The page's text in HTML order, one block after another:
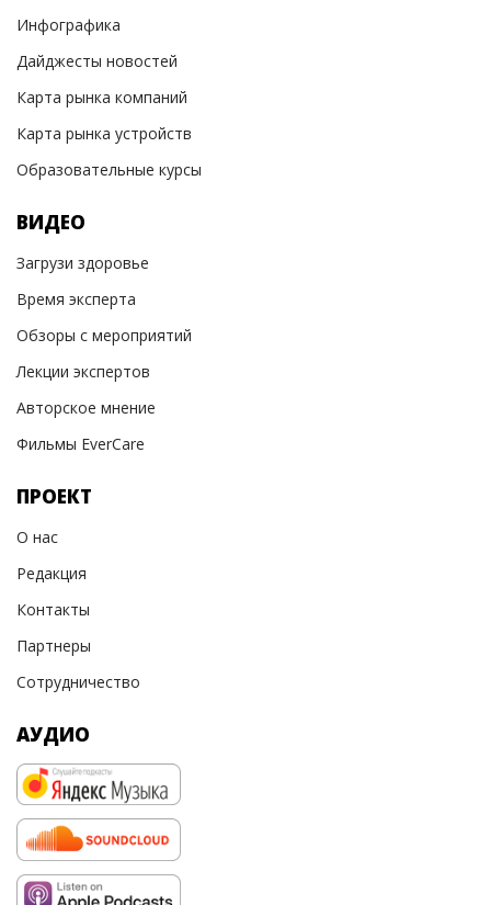
Инфографика
Дайджесты новостей
Карта рынка компаний
Карта рынка устройств
Образовательные курсы
ВИДЕО
Загрузи здоровье
Время эксперта
Обзоры с мероприятий
Лекции экспертов
Авторское мнение
Фильмы EverCare
ПРОЕКТ
О нас
Редакция
Контакты
Партнеры
Сотрудничество
АУДИО